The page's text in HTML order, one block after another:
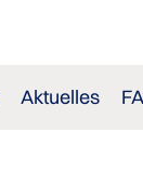
Aktuelles